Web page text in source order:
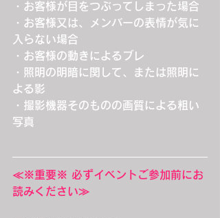
・お客様が目をつぶってしまった場合
・お客様又は、メンバーの表情が気に
入らない場合
・お客様の動きによるブレ
・照明の明暗に関して、または照明に
よる影
・撮影機器そのものの画質による粗い
写真
≪※重要※ 必ずイベントご参加前にお
読みください≫